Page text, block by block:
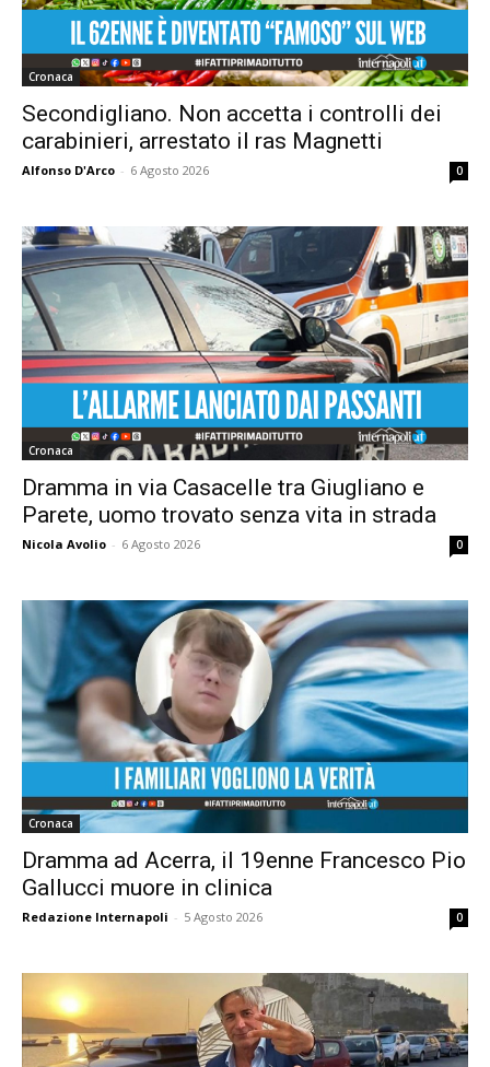
Cronaca
Secondigliano. Non accetta i controlli dei
carabinieri, arrestato il ras Magnetti
Alfonso D'Arco - 6 Agosto 2026 0
Cronaca
Dramma in via Casacelle tra Giugliano e
Parete, uomo trovato senza vita in strada
Nicola Avolio - 6 Agosto 2026 0
Cronaca
Dramma ad Acerra, il 19enne Francesco Pio
Gallucci muore in clinica
Redazione Internapoli - 5 Agosto 2026 0